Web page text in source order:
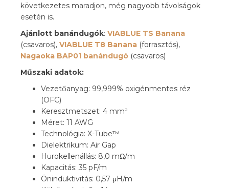
következetes maradjon, még nagyobb távolságok
esetén is.
Ajánlott banándugók: VIABLUE TS Banana
(csavaros), VIABLUE T8 Banana (forrasztós),
Nagaoka BAP01 banándugó (csavaros)
Műszaki adatok:
Vezetőanyag: 99,999% oxigénmentes réz
(OFC)
Keresztmetszet: 4 mm²
Méret: 11 AWG
Technológia: X-Tube™
Dielektrikum: Air Gap
Hurokellenállás: 8,0 mΩ/m
Kapacitás: 35 pF/m
Öninduktivitás: 0,57 μH/m